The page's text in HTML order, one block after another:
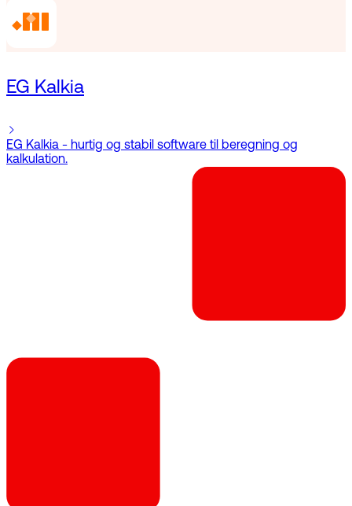
EG Kalkia
EG Kalkia - hurtig og stabil software til beregning og
kalkulation.